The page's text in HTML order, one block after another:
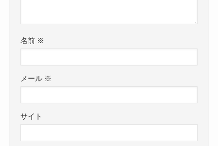
名前 ※
メール ※
サイト